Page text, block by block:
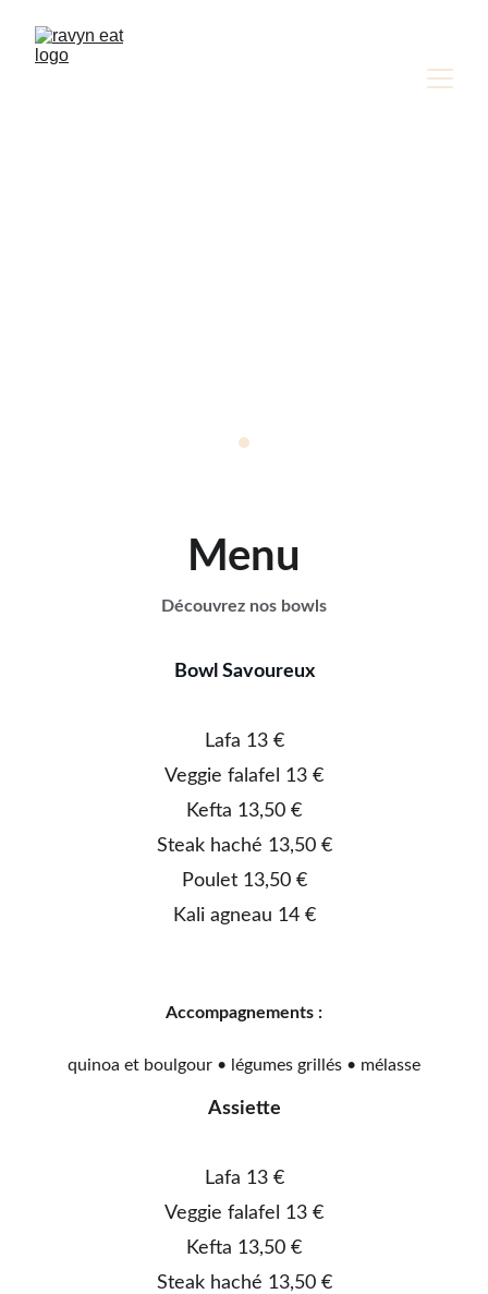
Menu
Bowl Savoureux
Lafa 13 €
Veggie falafel 13 €
Kefta 13,50 €
Steak haché 13,50 €
Poulet 13,50 €
Kali agneau 14 €
Accompagnements :
quinoa et boulgour • légumes grillés • mélasse
Découvrez nos bowls
Assiette
Lafa 13 €
Veggie falafel 13 €
Kefta 13,50 €
Steak haché 13,50 €